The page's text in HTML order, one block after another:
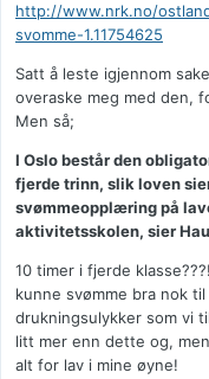
http://www.nrk.no/
svomme-1.11754625
Satt å leste igjennom
overaske meg med den,
Men så;
I Oslo består den
fjerde trinn, slik loven
svømmeopplæring på
aktivitetsskolen, sier
10 timer i fjerde
kunne svømme bra nok
drukningsulykker som vi
litt mer enn dette og,
alt for lav i mine øyne!